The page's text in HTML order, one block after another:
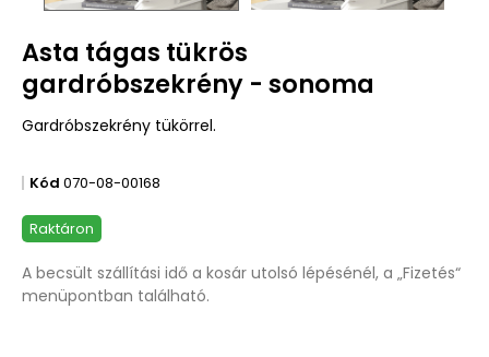
Asta tágas tükrös
gardróbszekrény - sonoma
Gardróbszekrény tükörrel.
Kód 070-08-00168
Raktáron
A becsült szállítási idő a kosár utolsó lépésénél, a „Fizetés“
menüpontban található.